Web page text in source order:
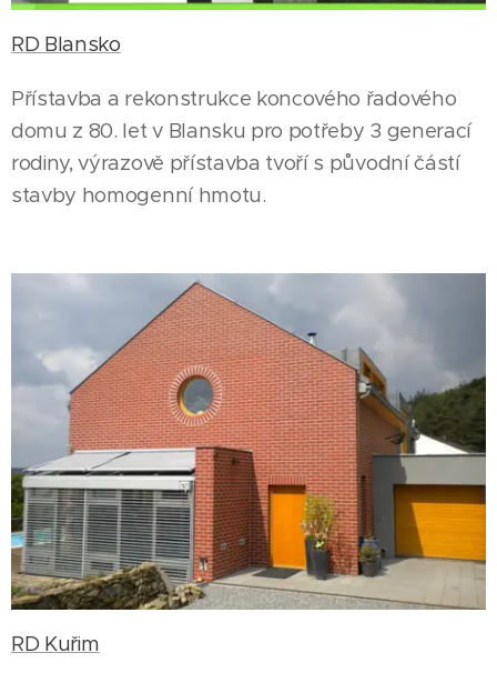
RD Blansko
Přístavba a rekonstrukce koncového řadového
domu z 80. let v Blansku pro potřeby 3 generací
rodiny, výrazově přístavba tvoří s původní částí
stavby homogenní hmotu.
RD Kuřim